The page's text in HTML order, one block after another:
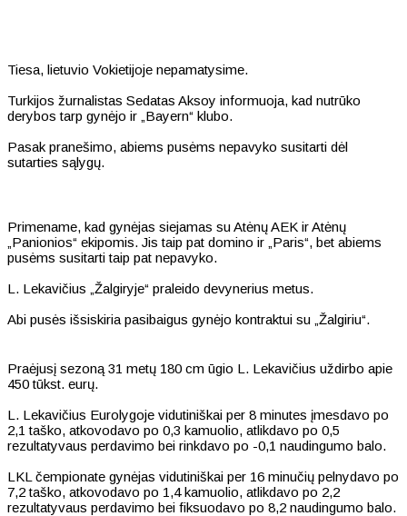
Tiesa, lietuvio Vokietijoje nepamatysime.
Turkijos žurnalistas Sedatas Aksoy informuoja, kad nutrūko
derybos tarp gynėjo ir „Bayern“ klubo.
Pasak pranešimo, abiems pusėms nepavyko susitarti dėl
sutarties sąlygų.
Primename, kad gynėjas siejamas su Atėnų AEK ir Atėnų
„Panionios“ ekipomis. Jis taip pat domino ir „Paris“, bet abiems
pusėms susitarti taip pat nepavyko.
L. Lekavičius „Žalgiryje“ praleido devynerius metus.
Abi pusės išsiskiria pasibaigus gynėjo kontraktui su „Žalgiriu“.
Praėjusį sezoną 31 metų 180 cm ūgio L. Lekavičius uždirbo apie
450 tūkst. eurų.
L. Lekavičius Eurolygoje vidutiniškai per 8 minutes įmesdavo po
2,1 taško, atkovodavo po 0,3 kamuolio, atlikdavo po 0,5
rezultatyvaus perdavimo bei rinkdavo po -0,1 naudingumo balo.
LKL čempionate gynėjas vidutiniškai per 16 minučių pelnydavo po
7,2 taško, atkovodavo po 1,4 kamuolio, atlikdavo po 2,2
rezultatyvaus perdavimo bei fiksuodavo po 8,2 naudingumo balo.